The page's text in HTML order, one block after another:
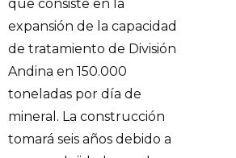
que consiste en la
expansión de la capacidad
de tratamiento de División
Andina en 150.000
toneladas por día de
mineral. La construcción
tomará seis años debido a